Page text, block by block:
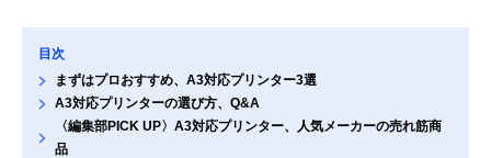
目次
まずはプロおすすめ、A3対応プリンター3選
A3対応プリンターの選び方、Q&A
〈編集部PICK UP〉A3対応プリンター、人気メーカーの売れ筋商
品